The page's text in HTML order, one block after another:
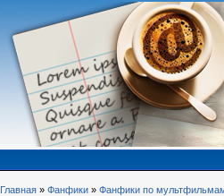
Главная » Фанфики » Фанфики по